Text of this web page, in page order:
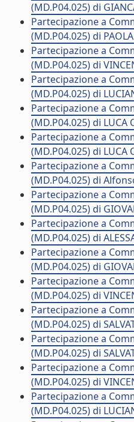
(MD.P04.025) di
Partecipazione a
(MD.P04.025) di
Partecipazione a
(MD.P04.025) di
Partecipazione a
(MD.P04.025) di
Partecipazione a
(MD.P04.025) di LUCA
Partecipazione a
(MD.P04.025) di LUCA
Partecipazione a
(MD.P04.025) di
Partecipazione a
(MD.P04.025) di
Partecipazione a
(MD.P04.025) di
Partecipazione a
(MD.P04.025) di
Partecipazione a
(MD.P04.025) di
Partecipazione a
(MD.P04.025) di
Partecipazione a
(MD.P04.025) di
Partecipazione a
(MD.P04.025) di
Partecipazione a
(MD.P04.025) di